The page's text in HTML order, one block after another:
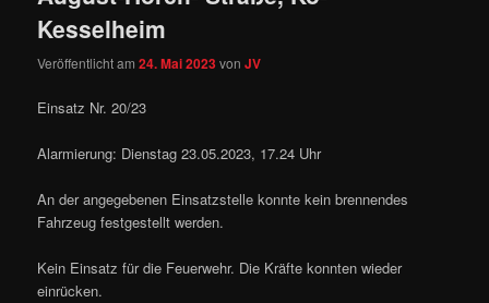
Kesselheim
Veröffentlicht am24. Mai 2023vonJV
Einsatz Nr. 20/23
Alarmierung: Dienstag 23.05.2023, 17.24 Uhr
An der angegebenen Einsatzstelle konnte kein brennendes
Fahrzeug festgestellt werden.
Kein Einsatz für die Feuerwehr. Die Kräfte konnten wieder
einrücken.